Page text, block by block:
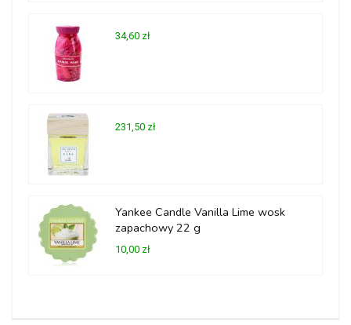
34,60 zł
231,50 zł
Yankee Candle Vanilla Lime wosk
zapachowy 22 g
10,00 zł